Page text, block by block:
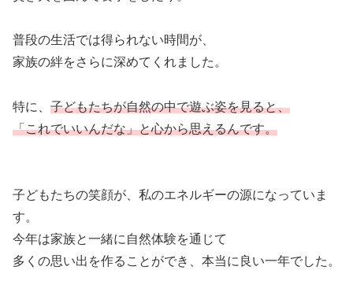
普段の生活では得られない時間が、
家族の絆をさらに深めてくれました。
特に、 子どもたちが自然の中で遊ぶ姿を見ると、
「これでいいんだな」と心から思えるんです。
子どもたちの笑顔が、私のエネルギーの源になっていま
す。
今年は家族と一緒に自然体験を通じて
多くの思い出を作ることができ、本当に良い一年でした。